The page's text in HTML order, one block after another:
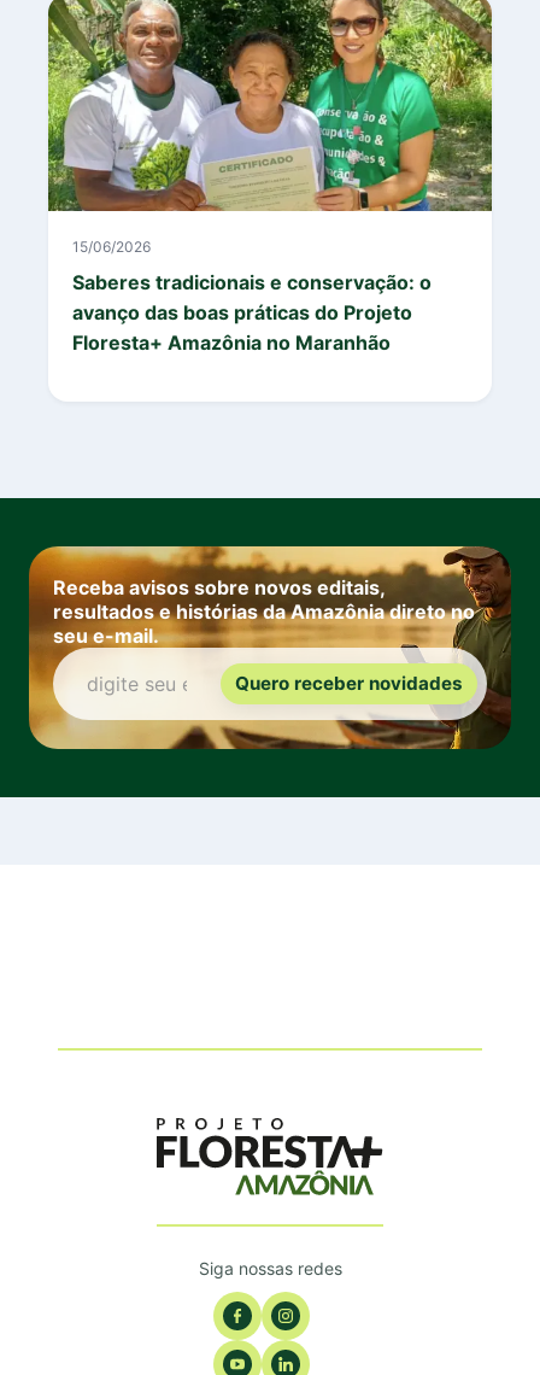
15/06/2026
Saberes tradicionais e conservação: o
avanço das boas práticas do Projeto
Floresta+ Amazônia no Maranhão
Receba avisos sobre novos editais,
resultados e histórias da Amazônia direto no
seu e-mail.
digite seu e-mail:
Quero receber novidades
Siga nossas redes